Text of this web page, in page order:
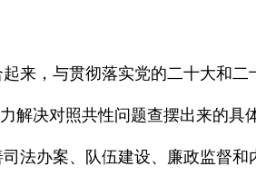
来，与贯彻落实党的二十大和
解决对照共性问题查摆出来的
法办案、队伍建设、廉政监督和